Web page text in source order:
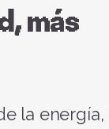
más
la energía,